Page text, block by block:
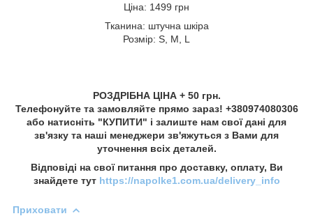
Ціна: 1499 грн
Тканина: штучна шкіра
Розмір: S, M, L
РОЗДРІБНА ЦІНА + 50 грн.
Телефонуйте та замовляйте прямо зараз! +380974080306
або натисніть "КУПИТИ" і залиште нам свої дані для
зв'язку та наші менеджери зв'яжуться з Вами для
уточнення всіх деталей.
Відповіді на свої питання про доставку, оплату, Ви
знайдете тут https://napolke1.com.ua/delivery_info
Приховати